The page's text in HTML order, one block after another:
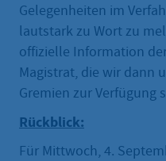
Gelegenheiten im
lautstark zu Wort zu
offizielle Information
Magistrat, die wir dann
Gremien zur Verfügung
Rückblick:
Für Mittwoch, 4.